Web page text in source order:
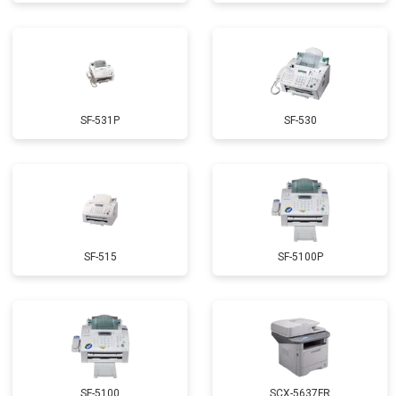
SF-531P SF-530
SF-515 SF-5100P
SF-5100 SCX-5637FR